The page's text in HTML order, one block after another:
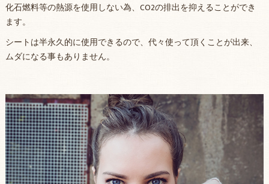
化石燃料等の熱源を使用しない為、CO2の排出を抑えることができ
ます。
シートは半永久的に使用できるので、代々使って頂くことが出来、
ムダになる事もありません。